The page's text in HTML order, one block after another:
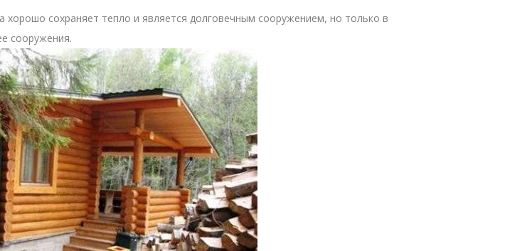
хорошо сохраняет тепло и является долговечным сооружением, но только в
сооружения.